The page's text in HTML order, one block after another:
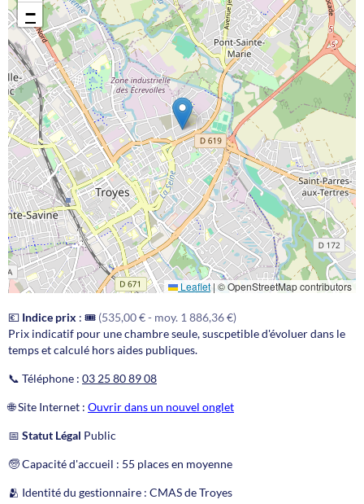
−
Leaflet | © OpenStreetMap contributors
💶 Indice prix : 🎟️ (535,00 € - moy. 1 886,36 €)
Prix indicatif pour une chambre seule, suscpetible d'évoluer dans le
temps et calculé hors aides publiques.
📞 Téléphone : 03 25 80 89 08
🌐 Site Internet : Ouvrir dans un nouvel onglet
📅 Statut Légal Public
🧓 Capacité d'accueil : 55 places en moyenne
🫂 Identité du gestionnaire : CMAS de Troyes